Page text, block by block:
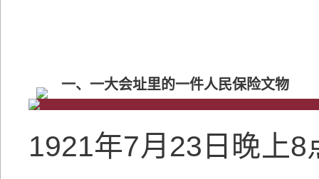
一、一大会址里的一件人民保险文物
1921年7月23日晚上